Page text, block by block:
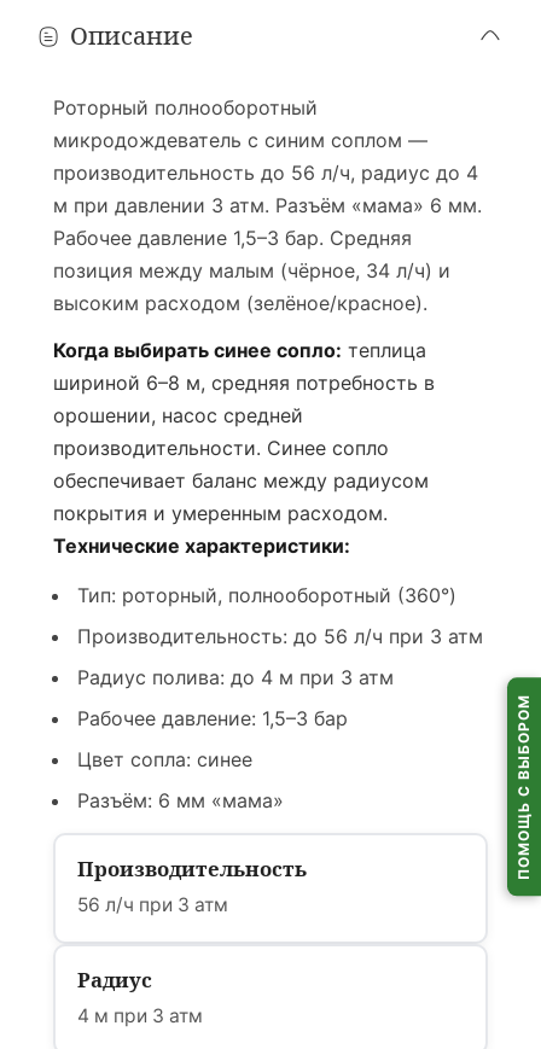
Описание
Роторный полнооборотный
микродождеватель с синим соплом —
производительность до 56 л/ч, радиус до 4
м при давлении 3 атм. Разъём «мама» 6 мм.
Рабочее давление 1,5–3 бар. Средняя
позиция между малым (чёрное, 34 л/ч) и
высоким расходом (зелёное/красное).
Когда выбирать синее сопло: теплица
шириной 6–8 м, средняя потребность в
орошении, насос средней
производительности. Синее сопло
обеспечивает баланс между радиусом
покрытия и умеренным расходом.
Технические характеристики:
Тип: роторный, полнооборотный (360°)
Производительность: до 56 л/ч при 3 атм
Радиус полива: до 4 м при 3 атм
Рабочее давление: 1,5–3 бар
Цвет сопла: синее
Разъём: 6 мм «мама»
Производительность
56 л/ч при 3 атм
Радиус
4 м при 3 атм
ПОМОЩЬ С ВЫБОРОМ